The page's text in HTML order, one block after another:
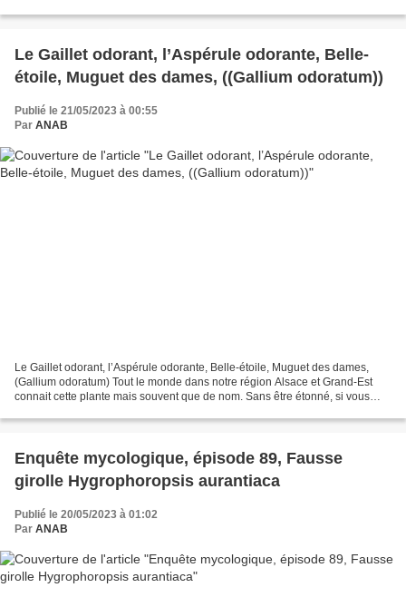
Le Gaillet odorant, l’Aspérule odorante, Belle-
étoile, Muguet des dames, ((Gallium odoratum))
Publié le 21/05/2023 à 00:55
Par ANAB
Le Gaillet odorant, l’Aspérule odorante, Belle-étoile, Muguet des dames,
(Gallium odoratum) Tout le monde dans notre région Alsace et Grand-Est
connait cette plante mais souvent que de nom. Sans être étonné, si vous
Enquête mycologique, épisode 89, Fausse
girolle Hygrophoropsis aurantiaca
Publié le 20/05/2023 à 01:02
Par ANAB